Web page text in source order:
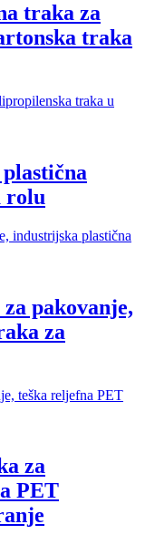
traka za
traka
rolu
pakovanje,
za
za
PET